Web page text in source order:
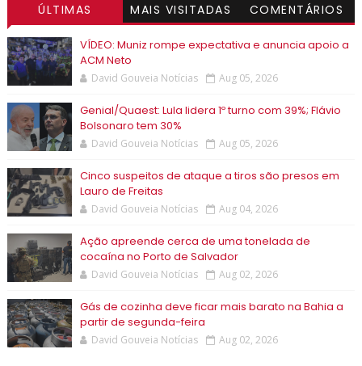
ÚLTIMAS MAIS VISITADAS COMENTÁRIOS
VÍDEO: Muniz rompe expectativa e anuncia apoio a
ACM Neto
David Gouveia Notícias Aug 05, 2026
Genial/Quaest: Lula lidera 1º turno com 39%; Flávio
Bolsonaro tem 30%
David Gouveia Notícias Aug 05, 2026
Cinco suspeitos de ataque a tiros são presos em
Lauro de Freitas
David Gouveia Notícias Aug 04, 2026
Ação apreende cerca de uma tonelada de
cocaína no Porto de Salvador
David Gouveia Notícias Aug 02, 2026
Gás de cozinha deve ficar mais barato na Bahia a
partir de segunda-feira
David Gouveia Notícias Aug 02, 2026